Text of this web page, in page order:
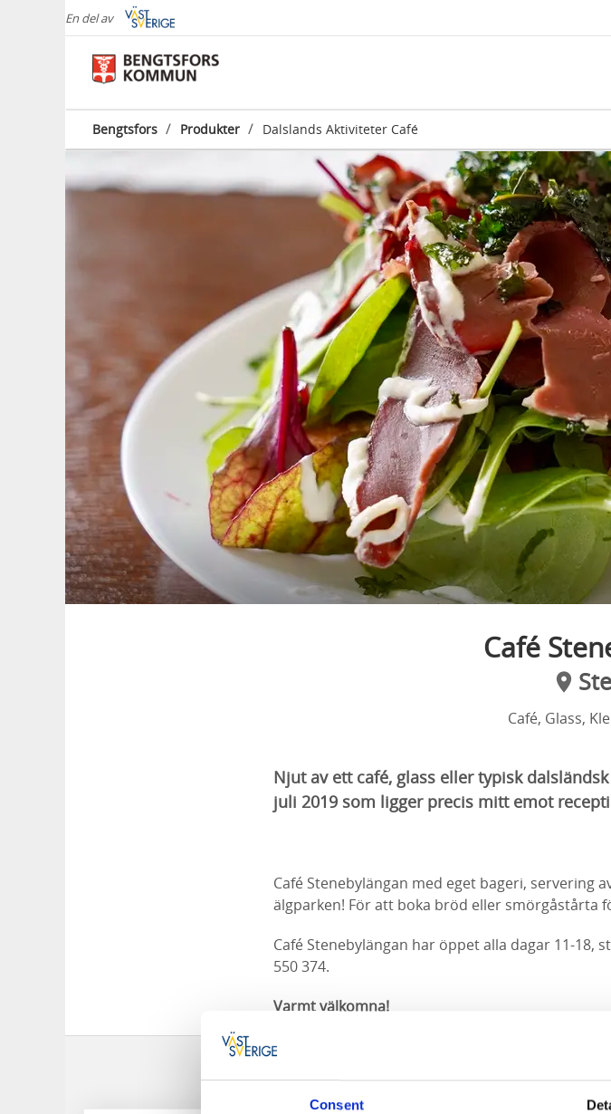
Consent
En del av
Bengtsfors / Produkter / Dalslands Aktiviteter Café
Café
Café, Glass,
Njut av ett café, glass eller typisk
juli 2019 som ligger precis mitt emot
Café Stenebylängan med eget bageri, servering
älgparken! För att boka bröd eller smörgåstårta
Café Stenebylängan har öppet alla dagar 11-18,
550 374.
Varmt välkomna!